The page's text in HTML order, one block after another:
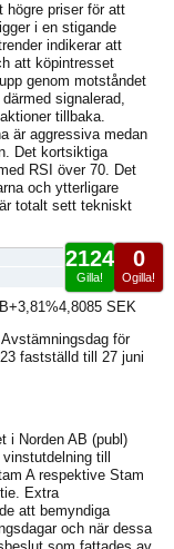
högre priser för att
i en stigande
indikerar att
att köpintresset
genom motståndet
signalerad,
tillbaka.
är aggressiva medan
Det kortsiktiga
RSI över 70. Det
och ytterligare
totalt sett tekniskt
0
Ogilla!
2124
Gilla!
SEK
för
fastställd till 27 juni
i Norden AB (publ)
till
A respektive Stam
Extra
att bemyndiga
och när dessa